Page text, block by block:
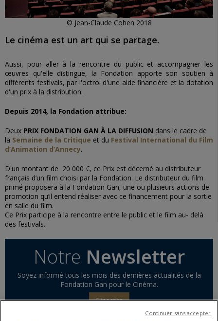
© Jean-Claude Cohen 2018
Le cinéma est un art qui se partage.
Aussi, pour aller à la rencontre du public et accompagner les
œuvres qu'elle distingue, la Fondation apporte son soutien à
différents festivals, par l'octroi d'une aide financière et la dotation
d'un prix à la distribution.
Depuis 2014, la Fondation attribue:
Deux PRIX FONDATION GAN À LA DIFFUSION dans le cadre de
la Semaine de la Critique et du Festival International du Film
d’Animation d’Annecy.
D'un montant de 20 000 €, ce Prix est décerné au distributeur
français d’un film choisi par la Fondation. Le distributeur du film
primé proposera à la Fondation Gan, une ou plusieurs actions de
promotion qu’il entend réaliser avec ce financement pour la sortie
en salle du film.
Ce Prix participe à la rencontre entre le public et le film au- delà
des festivals.
Notre Newsletter
Soyez informé tous les mois des dernières actualités de la
Fondation Gan pour le Cinéma.
S'inscrire
Continuer sans accepter